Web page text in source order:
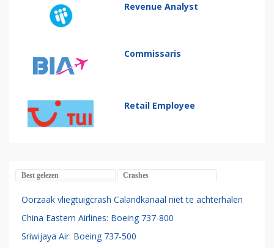
Revenue Analyst
Commissaris
Retail Employee
Best gelezen Crashes
Oorzaak vliegtuigcrash Calandkanaal niet te achterhalen
China Eastern Airlines: Boeing 737-800
Sriwijaya Air: Boeing 737-500